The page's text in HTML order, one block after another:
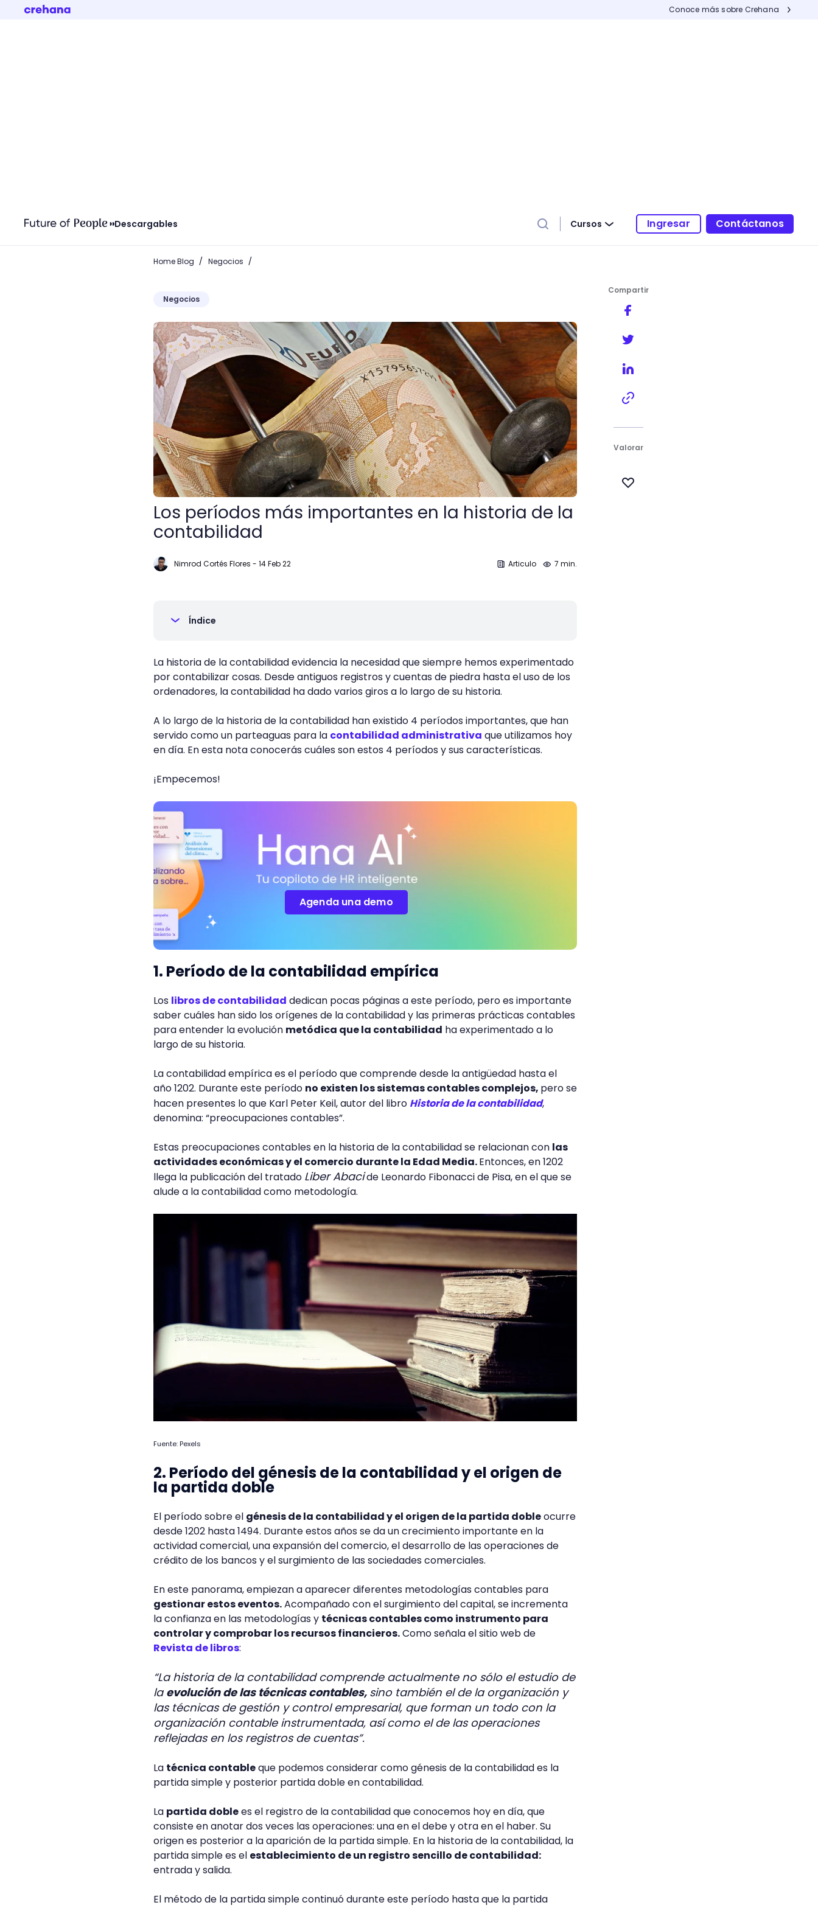
Conoce más sobre Crehana
Descargables Cursos Ingresar Contáctanos
Home Blog / Negocios /
Negocios
Los períodos más importantes en la historia de la contabilidad
Los períodos más importantes en la historia de la
contabilidad
Nimrod Cortés Flores - 14 Feb 22 Articulo 7 min.
Índice
La historia de la contabilidad evidencia la necesidad que siempre hemos experimentado
por contabilizar cosas. Desde antiguos registros y cuentas de piedra hasta el uso de los
ordenadores, la contabilidad ha dado varios giros a lo largo de su historia.
A lo largo de la historia de la contabilidad han existido 4 períodos importantes, que han
servido como un parteaguas para la contabilidad administrativa que utilizamos hoy
en día. En esta nota conocerás cuáles son estos 4 períodos y sus características.
¡Empecemos!
Agenda una demo
1. Período de la contabilidad empírica
Los libros de contabilidad dedican pocas páginas a este período, pero es importante
saber cuáles han sido los orígenes de la contabilidad y las primeras prácticas contables
para entender la evolución metódica que la contabilidad ha experimentado a lo
largo de su historia.
La contabilidad empírica es el período que comprende desde la antigüedad hasta el
año 1202. Durante este período no existen los sistemas contables complejos, pero se
hacen presentes lo que Karl Peter Keil, autor del libro Historia de la contabilidad,
denomina: “preocupaciones contables”.
Estas preocupaciones contables en la historia de la contabilidad se relacionan con las
actividades económicas y el comercio durante la Edad Media.Entonces, en 1202
llega la publicación del tratado Liber Abacide Leonardo Fibonacci de Pisa, en el que se
alude a la contabilidad como metodología.
Fuente: Pexels
2. Período del génesis de la contabilidad y el origen de
la partida doble
El período sobre el génesis de la contabilidad y el origen de la partida dobleocurre
desde 1202 hasta 1494. Durante estos años se da un crecimiento importante en la
actividad comercial, una expansión del comercio, el desarrollo de las operaciones de
crédito de los bancos y el surgimiento de las sociedades comerciales.
En este panorama, empiezan a aparecer diferentes metodologías contables para
gestionar estos eventos.Acompañado con el surgimiento del capital, se incrementa
la confianza en las metodologías y técnicas contables como instrumento para
controlar y comprobar los recursos financieros.Como señala el sitio web de
Revista de libros:
“La historia de la contabilidad comprende actualmente no sólo el estudio de
laevolución de las técnicas contables, sino también el de la organización y
las técnicas de gestión y control empresarial, que forman un todo con la
organización contable instrumentada, así como el de las operaciones
reflejadas en los registros de cuentas”.
La técnica contableque podemos considerar como génesis de la contabilidad es la
partida simple y posterior partida doble en contabilidad.
La partida doblees el registro de la contabilidad que conocemos hoy en día, que
consiste en anotar dos veces las operaciones: una en el debe y otra en el haber. Su
origen es posterior a la aparición de la partida simple. En la historia de la contabilidad, la
partida simple es el establecimiento de un registro sencillo de contabilidad:
entrada y salida.
El método de la partida simple continuó durante este período hasta que la partida
Compartir
Valorar